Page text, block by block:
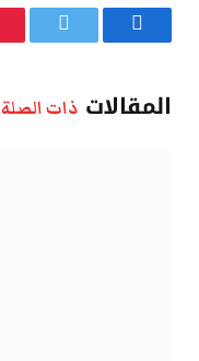
فيسبوك تويتر
المقالات ذات الصلة